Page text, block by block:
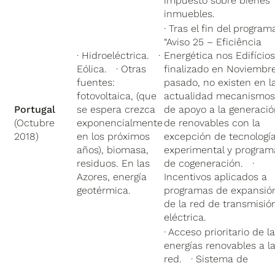
inmuebles.
Portugal
(Octubre
2018)
· Hidroeléctrica. ·
Eólica. · Otras
fuentes:
fotovoltaica, (que
se espera crezca
exponencialmente
en los próximos
años), biomasa,
residuos. En las
Azores, energía
geotérmica.
· Tras el fin del
“Aviso 25 – Eficiência
Energética nos
finalizado en
pasado, no existen en
actualidad mecanismos
de apoyo a la
de renovables con la
excepción de
experimental y
de cogeneración. ·
Incentivos aplicados a
programas de
de la red de
eléctrica.
· Acceso prioritario de
energías renovables a
red. · Sistema de